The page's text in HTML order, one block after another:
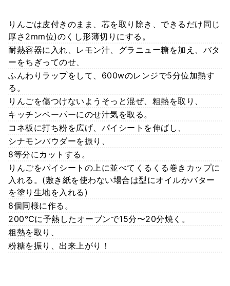
りんごは皮付きのまま、芯を取り除き、できるだけ同じ
厚さ2mm位)のくし形薄切りにする。
耐熱容器に入れ、レモン汁、グラニュー糖を加え、バタ
ーをちぎってのせ、
ふんわりラップをして、600wのレンジで5分位加熱す
る。
りんごを傷つけないようそっと混ぜ、粗熱を取り、
キッチンペーパーにのせ汁気を取る。
コネ板に打ち粉を広げ、パイシートを伸ばし、
シナモンパウダーを振り、
8等分にカットする。
りんごをパイシートの上に並べてくるくる巻きカップに
入れる。(敷き紙を使わない場合は型にオイルかバター
を塗り生地を入れる)
8個同様に作る。
200℃に予熱したオーブンで15分〜20分焼く。
粗熱を取り、
粉糖を振り、出来上がり！